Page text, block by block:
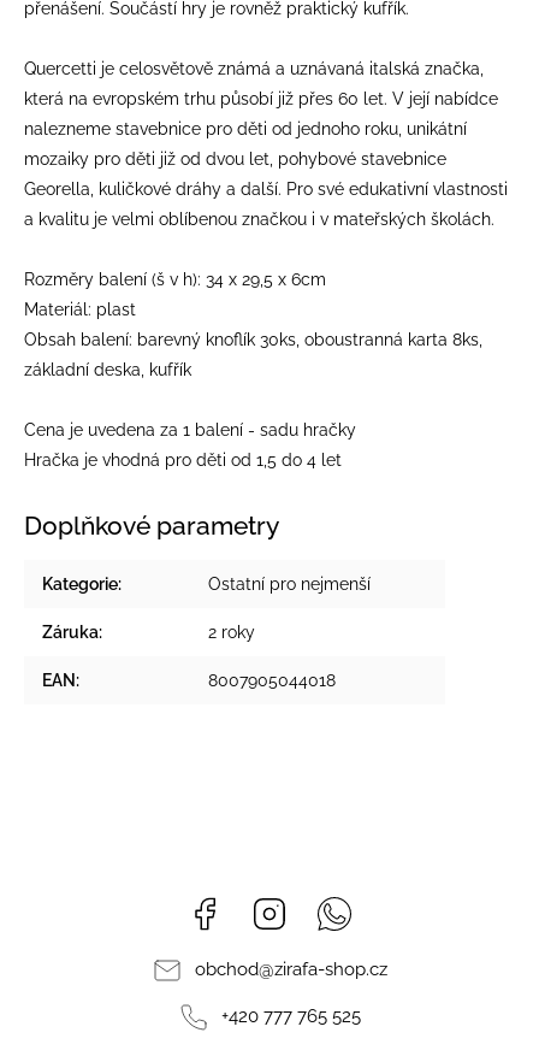
přenášení. Součástí hry je rovněž praktický kufřík.
Quercetti je celosvětově známá a uznávaná italská značka,
která na evropském trhu působí již přes 60 let. V její nabídce
nalezneme stavebnice pro děti od jednoho roku, unikátní
mozaiky pro děti již od dvou let, pohybové stavebnice
Georella, kuličkové dráhy a další. Pro své edukativní vlastnosti
a kvalitu je velmi oblíbenou značkou i v mateřských školách.
Rozměry balení (š v h): 34 x 29,5 x 6cm
Materiál: plast
Obsah balení: barevný knoflík 30ks, oboustranná karta 8ks,
základní deska, kufřík
Cena je uvedena za 1 balení - sadu hračky
Hračka je vhodná pro děti od 1,5 do 4 let
Doplňkové parametry
Kategorie: Ostatní pro nejmenší
Záruka: 2 roky
EAN: 8007905044018
Facebook Instagram
obchod@zirafa-shop.cz
+420 777 765 525